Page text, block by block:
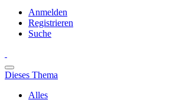
Anmelden
Registrieren
Suche
Dieses Thema
Alles